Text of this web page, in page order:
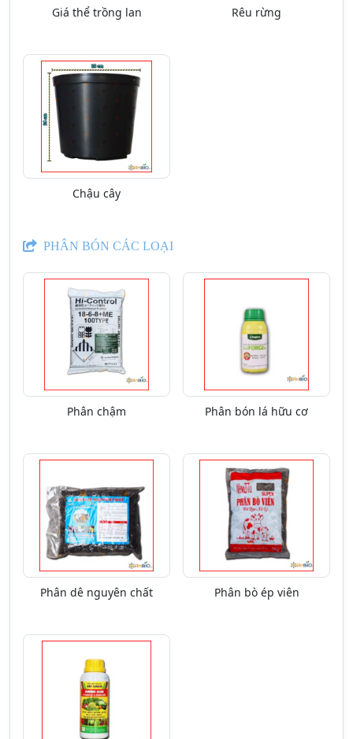
Giá thể trồng lan Rêu rừng
Chậu cây
PHÂN BÓN CÁC LOẠI
Phân chậm Phân bón lá hữu cơ
Phân dê nguyên chất Phân bò ép viên